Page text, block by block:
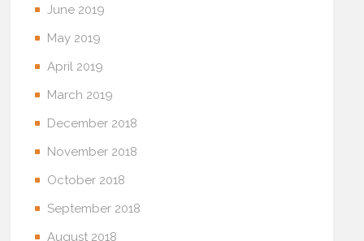
June 2019
May 2019
April 2019
March 2019
December 2018
November 2018
October 2018
September 2018
August 2018